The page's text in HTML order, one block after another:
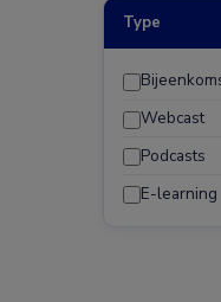
Type
Webcast
Podcasts
E-learning